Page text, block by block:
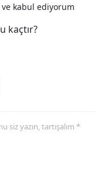
kabul ediyorum
kaçtır?
siz yazın, tartışalım *